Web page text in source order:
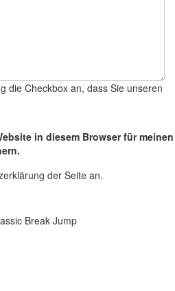
die Checkbox an, dass Sie unseren
in diesem Browser für meinen
der Seite an.